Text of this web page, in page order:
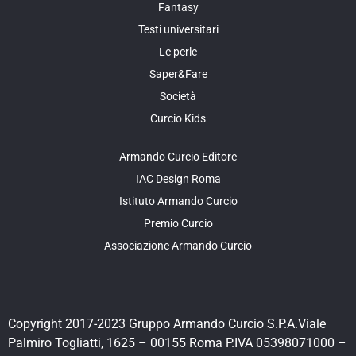
Fantasy
Testi universitari
Le perle
Saper&Fare
Società
Curcio Kids
Armando Curcio Editore
IAC Design Roma
Istituto Armando Curcio
Premio Curcio
Associazione Armando Curcio
Copyright 2017-2023 Gruppo Armando Curcio S.P.A.Viale
Palmiro Togliatti, 1625 – 00155 Roma P.IVA 05398071000 –